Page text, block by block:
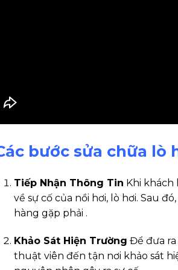
bước sửa chữa lò
Tiếp Nhận Thông Tin Khi khách
về sự cố của nồi hơi, lò hơi. Sau
hàng gặp phải .
Khảo Sát Hiện Trường Để đưa ra
thuật viên đến tận nơi khảo sát